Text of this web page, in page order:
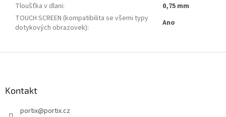
Tloušťka v dlani:
0,75 mm
TOUCH SCREEN (kompatibilita se všemi typy
dotykových obrazovek): Ano
Kontakt
portix@portix.cz